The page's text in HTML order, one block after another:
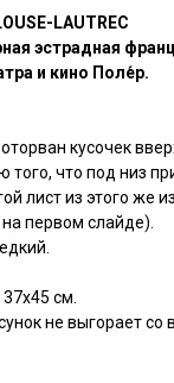
LAUTREC
эстрадная
и кино Поле́р.
кусочек
того, что под низ
лист из этого же
первом слайде).
см.
не выгорает со